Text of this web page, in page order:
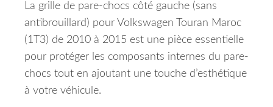
La grille de pare-chocs côté gauche (sans
antibrouillard) pour Volkswagen Touran Maroc
(1T3) de 2010 à 2015 est une pièce essentielle
pour protéger les composants internes du pare-
chocs tout en ajoutant une touche d’esthétique
à votre véhicule.